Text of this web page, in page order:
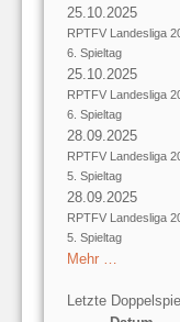
25.10.2025
RPTFV Landesliga
6. Spieltag
25.10.2025
RPTFV Landesliga
6. Spieltag
28.09.2025
RPTFV Landesliga
5. Spieltag
28.09.2025
RPTFV Landesliga
5. Spieltag
Mehr …
Letzte